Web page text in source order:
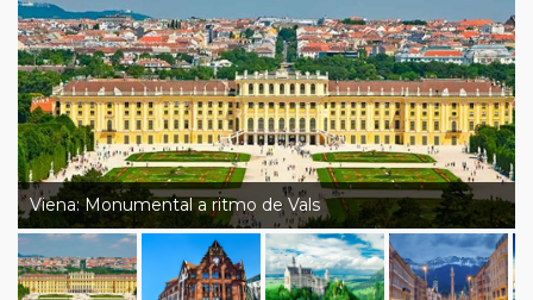
7 noches según circuito y fechas de salida. Es
fundamental que el circuito tenga salida posterior a la
fecha escogida y permita la salida deseada. El
suplemento por parada efectuada es de 40 Euros/52
Dólares por persona. Si la parada se realiza para tomar
otro circuito del mismo proveedor no se abonará este
suplemento.
Viena: Monumental a ritmo de Vals